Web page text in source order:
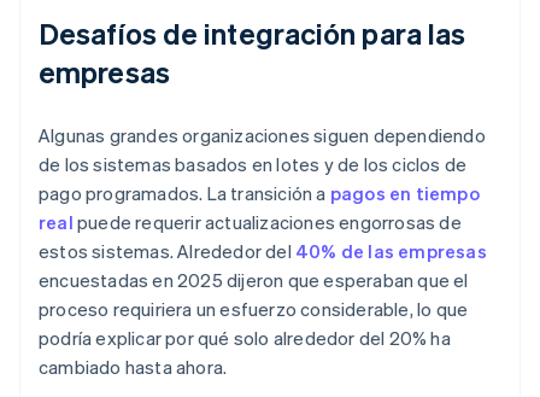
Desafíos de integración para las
empresas
Algunas grandes organizaciones siguen dependiendo
de los sistemas basados en lotes y de los ciclos de
pago programados. La transición a pagos en tiempo
real puede requerir actualizaciones engorrosas de
estos sistemas. Alrededor del 40% de las empresas
encuestadas en 2025 dijeron que esperaban que el
proceso requiriera un esfuerzo considerable, lo que
podría explicar por qué solo alrededor del 20% ha
cambiado hasta ahora.